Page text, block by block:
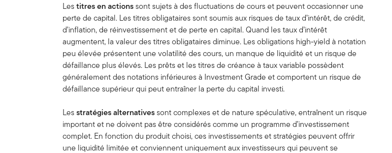
Lestitres en actionssont sujets à des fluctuations de cours et peuvent occasionner une
perte de capital. Les titres obligataires sont soumis aux risques de taux d’intérêt, de crédit,
d’inflation, de réinvestissement et de perte en capital. Quand les taux d’intérêt
augmentent, la valeur des titres obligataires diminue. Les obligations high-yield à notation
peu élevée présentent une volatilité des cours, un manque de liquidité et un risque de
défaillance plus élevés. Les prêts et les titres de créance à taux variable possèdent
généralement des notations inférieures à Investment Grade et comportent un risque de
défaillance supérieur qui peut entraîner la perte du capital investi.
Lesstratégies alternativessont complexes et de nature spéculative, entraînent un risque
important et ne doivent pas être considérés comme un programme d’investissement
complet. En fonction du produit choisi, ces investissements et stratégies peuvent offrir
une liquidité limitée et conviennent uniquement aux investisseurs qui peuvent se